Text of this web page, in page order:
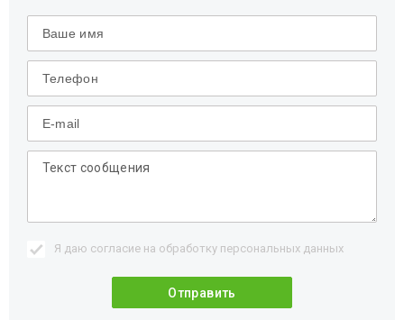
Я даю согласие на обработку персональных данных